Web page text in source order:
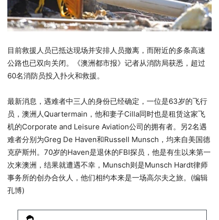
目前救援人员已抵达现场并安排人员撤离，而附近的多条高速
公路也已双向关闭。《澳洲都市报》记者从消防局获悉，超过
60名消防员投入扑火和救援。
最新消息，遇难者中三人的身份已经确定，一位是63岁的飞行
员，澳洲人Quartermain，他和妻子Cilla同时也是租赁这家飞
机的Corporate and Leisure Aviation公司的拥有者。另2名遇
难者分别为Greg De Haven和Russell Munsch，均来自美国德
克萨斯州。70岁的Haven是退休的FBI探员，他是有生以来第一
次来澳洲，结果就遭遇不幸，Munsch则是Munsch Hardt律师
事务所的创办合伙人，他们相约本来是一场高尔夫之旅。(编辑
孔博)